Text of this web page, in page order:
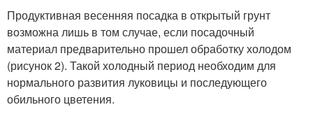
Продуктивная весенняя посадка в открытый грунт
возможна лишь в том случае, если посадочный
материал предварительно прошел обработку холодом
(рисунок 2). Такой холодный период необходим для
нормального развития луковицы и последующего
обильного цветения.